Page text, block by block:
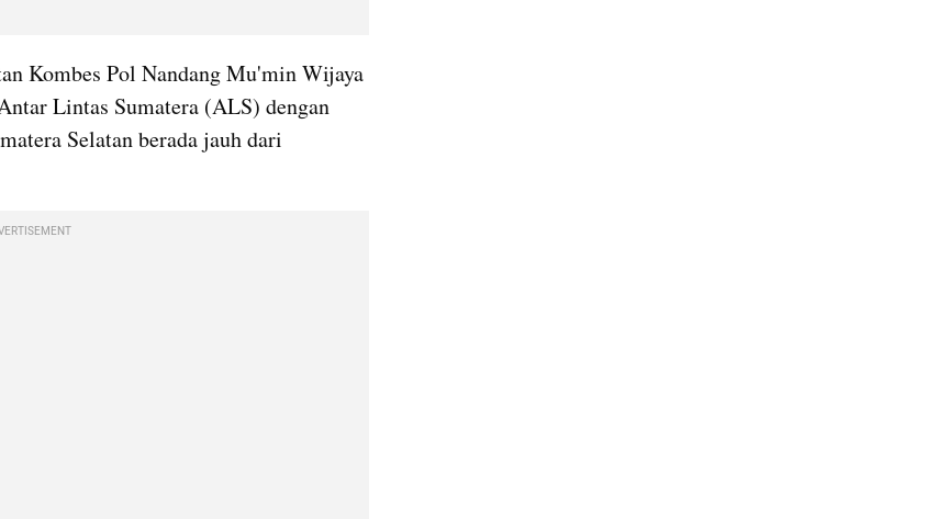
Kombes Pol Nandang Mu'min Wijaya
Lintas Sumatera (ALS) dengan
Selatan berada jauh dari